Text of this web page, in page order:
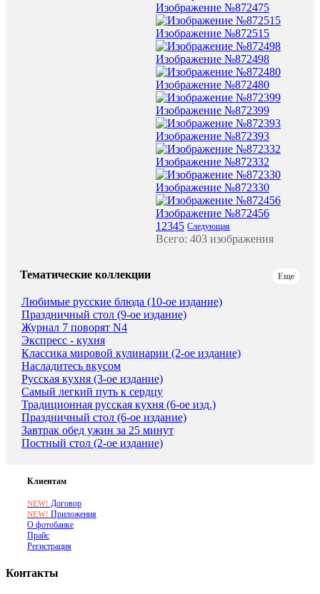
Изображение №872475
Изображение №872515
Изображение №872498
Изображение №872480
Изображение №872399
Изображение №872393
Изображение №872332
Изображение №872330
Изображение №872456
1 2345 Следующая
Всего: 403 изображения
Тематические коллекции Еще
Любимые русские блюда (10-ое издание)
Праздничный стол (9-ое издание)
Журнал 7 поворят N4
Экспресс - кухня
Классика мировой кулинарии (2-ое издание)
Насладитесь вкусом
Русская кухня (3-ое издание)
Самый легкий путь к сердцу
Традиционная русская кухня (6-ое изд.)
Праздничный стол (6-ое издание)
Завтрак обед ужин за 25 минут
Постный стол (2-ое издание)
Клиентам
NEW! Договор
NEW! Приложения
О фотобанке
Прайс
Регистрация
Контакты